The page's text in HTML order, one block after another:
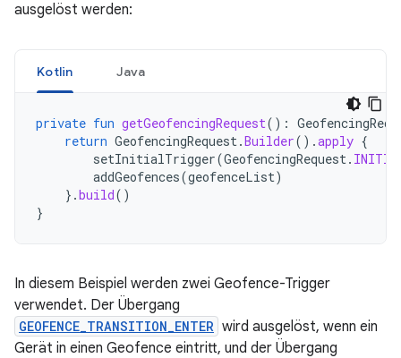
ausgelöst werden:
Kotlin Java
private fun getGeofencingRequest():
return GeofencingRequest.Builder().apply {
setInitialTrigger(GeofencingRequest.
addGeofences(geofenceList)
}.build()
}
In diesem Beispiel werden zwei Geofence-Trigger
verwendet. Der Übergang
GEOFENCE_TRANSITION_ENTER wird ausgelöst, wenn ein
Gerät in einen Geofence eintritt, und der Übergang